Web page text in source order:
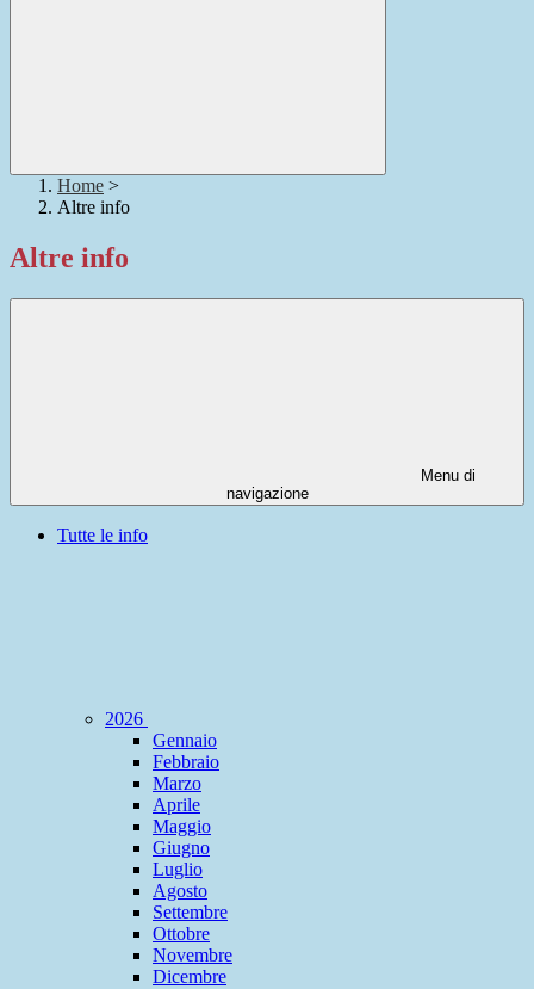
Home >
Altre info
Altre info
Menu di
navigazione
Tutte le info
2026
Gennaio
Febbraio
Marzo
Aprile
Maggio
Giugno
Luglio
Agosto
Settembre
Ottobre
Novembre
Dicembre